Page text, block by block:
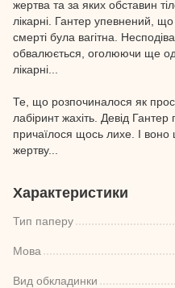
жертва та за яких обставин
лікарні. Гантер упевнений,
смерті була вагітна.
обвалюється, оголюючи ще
лікарні...
Те, що розпочиналося як
лабіринт жахіть. Девід Гантер
причаїлося щось лихе. І
жертву...
Характеристики
Тип паперу
Мова
Вид обкладинки